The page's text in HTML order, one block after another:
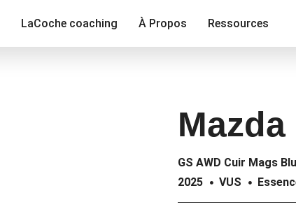
LaCoche coaching À Propos Ressources
Mazda
GS AWD Cuir Mags
2025
VUS